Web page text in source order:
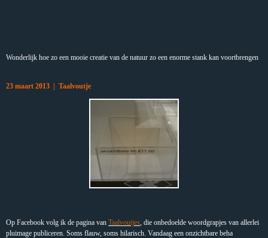
Wonderlijk hoe zo een mooie creatie van de natuur zo een enorme stank kan voortbrengen
23 maart 2013 | Taalvoutje
Op Facebook volg ik de pagina van Taalvoutjes, die onbedoelde woordgrapjes van allerlei
pluimage publiceren. Soms flauw, soms hilarisch. Vandaag een onzichtbare beha